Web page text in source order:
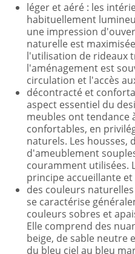
léger et aéré : les
habituellement
une impression
naturelle est
l'utilisation de rideaux
l'aménagement est
circulation et l'accès
décontracté et
aspect essentiel du
meubles ont tendance
confortables, en
naturels. Les housses,
d'ameublement
couramment utilisées.
principe accueillante
des couleurs
se caractérise
couleurs sobres et
Elle comprend des
beige, de sable neutre
du bleu ciel au bleu